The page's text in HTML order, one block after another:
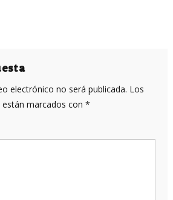
electrónico no será publicada. Los
marcados con *